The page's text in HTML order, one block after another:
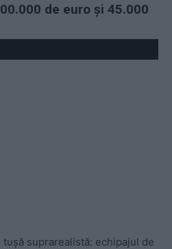
de euro și 45.000
suprarealistă: echipajul de